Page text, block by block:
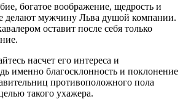
богатое воображение, щедрость и
делают мужчину Льва душой компании.
оставит после себя только
насчет его интереса и
именно благосклонность и поклонение
противоположного пола
такого ухажера.